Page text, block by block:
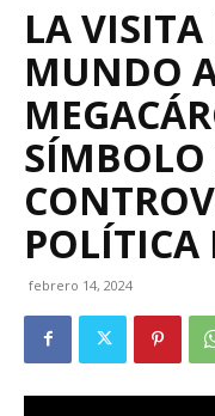
LA VISITA
MUNDO
SÍMBOLO
POLÍTICA
febrero 14, 2024